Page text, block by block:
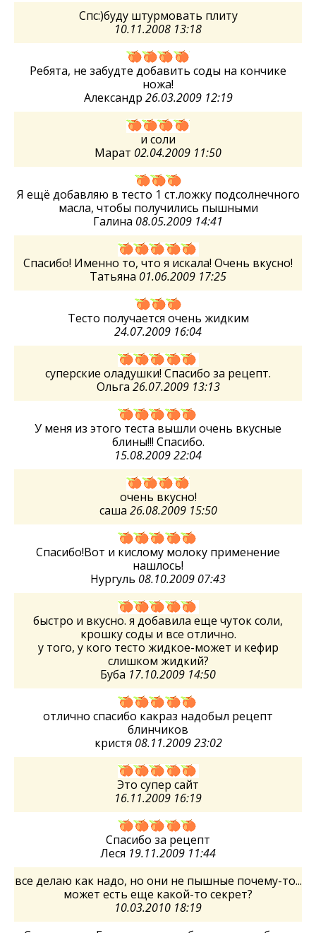
Спс:)буду штурмовать плиту
10.11.2008 13:18
Ребята, не забудте добавить соды на кончике
ножа!
Александр 26.03.2009 12:19
и соли
Марат 02.04.2009 11:50
Я ещё добавляю в тесто 1 ст.ложку подсолнечного
масла, чтобы получились пышными
Галина 08.05.2009 14:41
Спасибо! Именно то, что я искала! Очень вкусно!
Татьяна 01.06.2009 17:25
Тесто получается очень жидким
24.07.2009 16:04
суперские оладушки! Спасибо за рецепт.
Ольга 26.07.2009 13:13
У меня из этого теста вышли очень вкусные
блины!!! Спасибо.
15.08.2009 22:04
очень вкусно!
саша 26.08.2009 15:50
Спасибо!Вот и кислому молоку применение
нашлось!
Нургуль 08.10.2009 07:43
быстро и вкусно. я добавила еще чуток соли,
крошку соды и все отлично.
у того, у кого тесто жидкое-может и кефир
слишком жидкий?
Буба 17.10.2009 14:50
отлично спасибо какраз надобыл рецепт
блинчиков
кристя 08.11.2009 23:02
Это супер сайт
16.11.2009 16:19
Спасибо за рецепт
Леся 19.11.2009 11:44
все делаю как надо, но они не пышные почему-то...
может есть еще какой-то секрет?
10.03.2010 18:19